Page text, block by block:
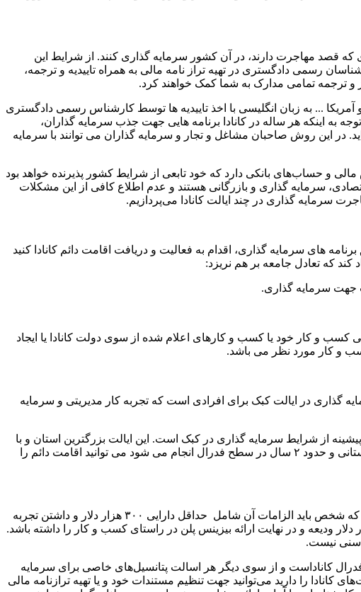
قصد مهاجرت دارند، در آن کشور سرمایه گذاری کنند. از شرایط این
کارشناسان رسمی دادگستری در تهیه تراز نامه مالی به همراه تاییدیه و ترجمه،
و ترجمه تمامی مدارک به شما کمک خواهند کرد.
به اینکه هر ساله در کانادا برنامه هایی جهت جذب سرمایه گذاران،
در این روش صاحبان مشاغل و تجار و سرمایه گذاران می توانند با سرمایه
و حساب‌های بانکی دارد که خود تابعی از شرایط کشور پذیرنده خواهد بود
سرمایه گذاری و بازرگانی هستند و عدم اطلاع کافی از این مشکلات
سرمایه گذاری در چند ایالت کانادا می‌پردازیم.
های سرمایه گذاری، اقدام به فعالیت و دریافت اقامت دائم کانادا کنید
که تعادل جامعه بر هم نریزد:
جهت سرمایه گذاری.
و کار خود یا کسب و کارهای اعلام شده از سوی دولت کانادا یا ایجاد
و کار مورد نظر می باشد.
گذاری در ایالت کبک برای افرادی است که تجربه کار مدیریتی و سرمایه
اثبات منشاء ثروت، عدم سوء پیشینه از شرایط سرمایه گذاری در کبک است. این ایالت بزرگترین استان و با
جمعیت زیاد است. برای سرمایه گذاری در کبک می توانید به همراه خانواده پس از طی مراحلی که عموما پانزده ماه در سطح استانی و حدود ۲ سال در سطح فدرال انجام می شود می توانید اقامت دائم را
سرمایه گذاری ساسکاچوان در زمان اعلام فرصت سرمایه گذاری از سوی دولت کانادا هم امکان پذیر است و بدین صورت است که شخص باید الزامات آن شامل حداقل دارایی ۳۰۰ هزار دلار و داشتن تجربه
انسانی و مدیریت کسب و کار به میزان ۲ سال تمام وقت و مشاهده میدانی از استان ساسکاچوان، پرداخت ۷۵ هزار دلار ودیعه و در نهایت ارائه بیزینس پلن در راستای کسب و کار را داشته باشد.
سنی نیست.
فدرال کاناداست و از سوی دیگر هر اسالت پتانسیل‌‌های خاصی برای سرمایه
را دارید می‌توانید جهت تنظیم مستندات خود و یا تهیه ترازنامه مالی